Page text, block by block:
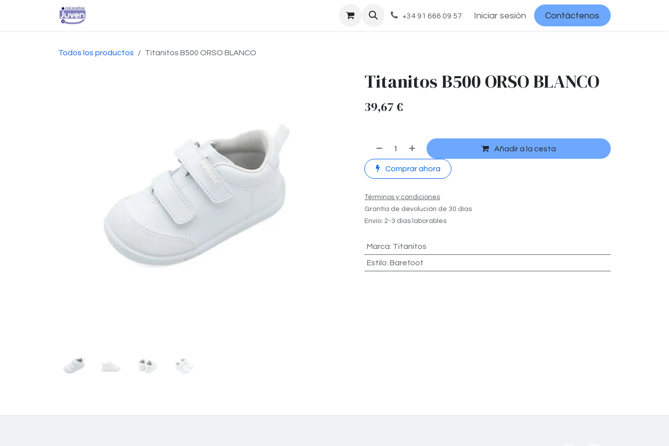
+34 91 666 09 57 Iniciar sesión Contáctenos
Todos los productos Titanitos B500 ORSO BLANCO
Titanitos B500 ORSO BLANCO
39,67€
Añadir a la cesta
Comprar ahora
Términos y condiciones
Grantía de devolución de 30 días
Envío: 2-3 días laborables
Marca: Titanitos
Estilo: Barefoot